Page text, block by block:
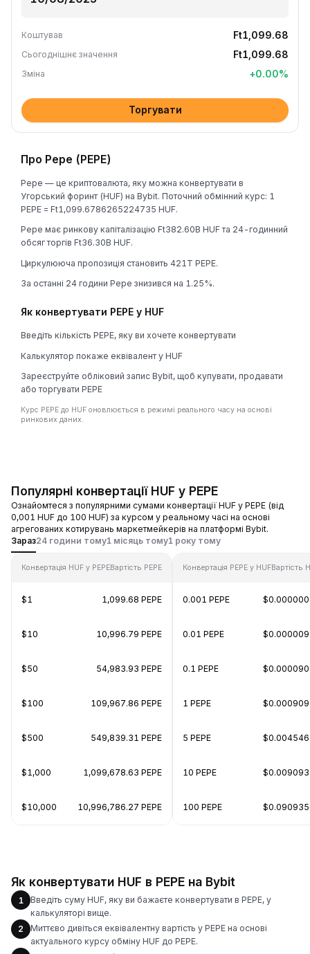
Коштував Ft1,099.68
Сьогоднішнє значення Ft1,099.68
Зміна +0.00%
Торгувати
Про Pepe (PEPE)
Pepe — це криптовалюта, яку можна конвертувати в
Угорський форинт (HUF) на Bybit. Поточний обмінний курс: 1
PEPE = Ft1,099.6786265224735 HUF.
Pepe має ринкову капіталізацію Ft382.60B HUF та 24-годинний
обсяг торгів Ft36.30B HUF.
Циркулююча пропозиція становить 421T PEPE.
За останні 24 години Pepe знизився на 1.25%.
Як конвертувати PEPE у HUF
Введіть кількість PEPE, яку ви хочете конвертувати
Калькулятор покаже еквівалент у HUF
Зареєструйте обліковий запис Bybit, щоб купувати, продавати
або торгувати PEPE
Курс PEPE до HUF оновлюється в режимі реального часу на основі
ринкових даних.
Популярні конвертації HUF у PEPE
Ознайомтеся з популярними сумами конвертації HUF у PEPE (від
0,001 HUF до 100 HUF) за курсом у реальному часі на основі
агрегованих котирувань маркетмейкерів на платформі Bybit.
Зараз24 години тому1 місяць тому1 року тому
Конвертація HUF у PEPEВартість PEPE
$1 1,099.68 PEPE
$10 10,996.79 PEPE
$50 54,983.93 PEPE
$100 109,967.86 PEPE
$500 549,839.31 PEPE
$1,000 1,099,678.63 PEPE
$10,000 10,996,786.27 PEPE
Конвертація PEPE у HUFВартість
0.001 PEPE
0.01 PEPE
0.1 PEPE
1 PEPE
5 PEPE
10 PEPE
100 PEPE
Як конвертувати HUF в PEPE на Bybit
1
Введіть суму HUF, яку ви бажаєте конвертувати в PEPE, у
калькуляторі вище.
2
Миттєво дивіться еквівалентну вартість у PEPE на основі
актуального курсу обміну HUF до PEPE.